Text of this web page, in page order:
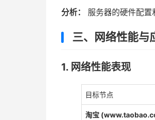
分析： 服务器的硬件配置
三、网络性能与
1. 网络性能表现
目标节点
淘宝